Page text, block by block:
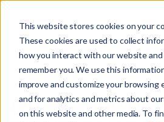
This website stores cookies on your
These cookies are used to collect
how you interact with our website and
remember you. We use this
improve and customize your browsing
and for analytics and metrics about
on this website and other media. To
Demo
Acelerando